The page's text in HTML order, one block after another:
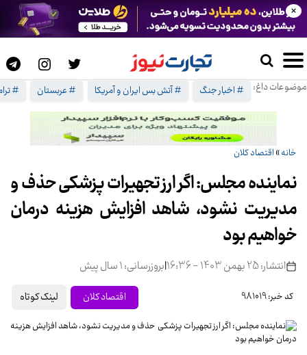
موضوعات داغ: # اخبار جنگ # آتش بس ایران و آمریکا # عربستان #
×
خانه» اقتصاد کلان
نماینده مجلس: اگر ارز تجهیرات پزشکی حذف و
مدیریت نشود، شاهد افزایش هزینه درمان
خواهیم بود
انتشار: 25 بهمن 1403 - 16:36 |بروزرسانی: 1 سال پیش
کد خبر: 981019 اقتصاد کلان لینک کوتاه